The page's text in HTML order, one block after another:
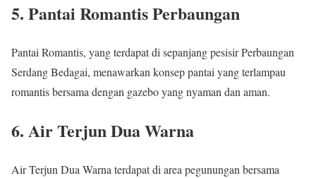
5. Pantai Romantis Perbaungan
Pantai Romantis, yang terdapat di sepanjang pesisir Perbaungan
Serdang Bedagai, menawarkan konsep pantai yang terlampau
romantis bersama dengan gazebo yang nyaman dan aman.
6. Air Terjun Dua Warna
Air Terjun Dua Warna terdapat di area pegunungan bersama